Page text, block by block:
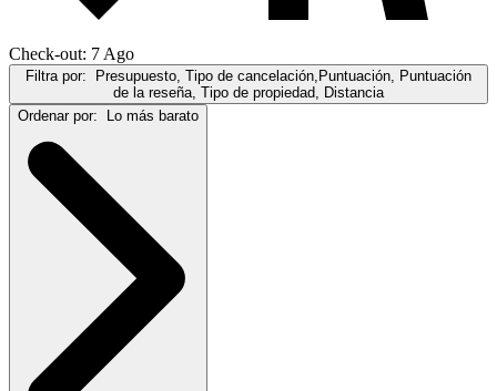
Check-out: 7 Ago
Filtra por: Presupuesto, Tipo de cancelación,Puntuación, Puntuación
de la reseña, Tipo de propiedad, Distancia
Ordenar por: Lo más barato